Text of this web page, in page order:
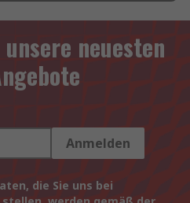
neuesten
Anmelden
die Sie uns bei